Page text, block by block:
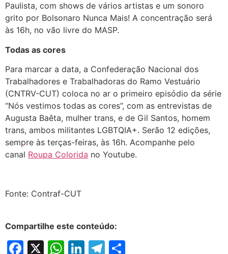
Paulista, com shows de vários artistas e um sonoro
grito por Bolsonaro Nunca Mais! A concentração será
às 16h, no vão livre do MASP.
Todas as cores
Para marcar a data, a Confederação Nacional dos
Trabalhadores e Trabalhadoras do Ramo Vestuário
(CNTRV-CUT) coloca no ar o primeiro episódio da série
“Nós vestimos todas as cores”, com as entrevistas de
Augusta Baêta, mulher trans, e de Gil Santos, homem
trans, ambos militantes LGBTQIA+. Serão 12 edições,
sempre às terças-feiras, às 16h. Acompanhe pelo
canal Roupa Colorida no Youtube.
Fonte: Contraf-CUT
Compartilhe este conteúdo:
Facebook
X WhatsApp
LinkedIn
Telegram